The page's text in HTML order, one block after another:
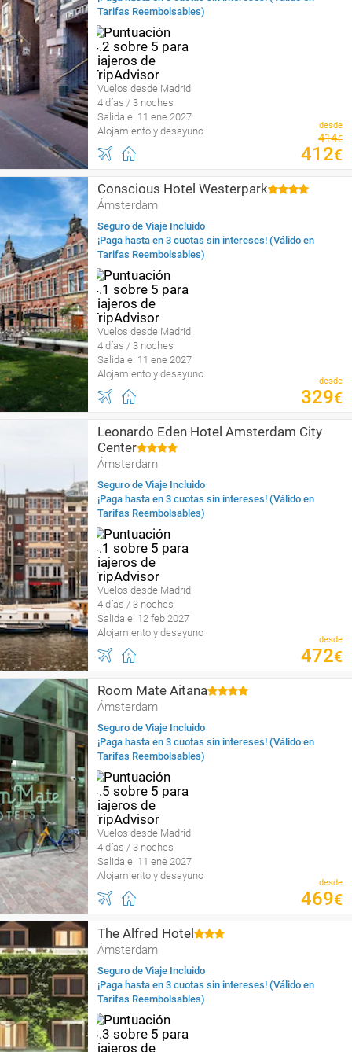
Tarifas Reembolsables)
Vuelos desde Madrid
4 días / 3 noches
Salida el 11 ene 2027
Alojamiento y desayuno
desde
414€
412€
Conscious Hotel Westerpark
Ámsterdam
Seguro de Viaje Incluido
¡Paga hasta en 3 cuotas sin intereses! (Válido en
Tarifas Reembolsables)
Vuelos desde Madrid
4 días / 3 noches
Salida el 11 ene 2027
Alojamiento y desayuno
desde
329€
Leonardo Eden Hotel Amsterdam City
Center
Ámsterdam
Seguro de Viaje Incluido
¡Paga hasta en 3 cuotas sin intereses! (Válido en
Tarifas Reembolsables)
Vuelos desde Madrid
4 días / 3 noches
Salida el 12 feb 2027
Alojamiento y desayuno
desde
472€
Room Mate Aitana
Ámsterdam
Seguro de Viaje Incluido
¡Paga hasta en 3 cuotas sin intereses! (Válido en
Tarifas Reembolsables)
Vuelos desde Madrid
4 días / 3 noches
Salida el 11 ene 2027
Alojamiento y desayuno
desde
469€
The Alfred Hotel
Ámsterdam
Seguro de Viaje Incluido
¡Paga hasta en 3 cuotas sin intereses! (Válido en
Tarifas Reembolsables)